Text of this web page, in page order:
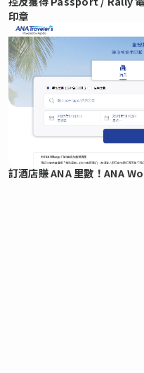
印章
訂酒店賺 ANA 里數！ANA